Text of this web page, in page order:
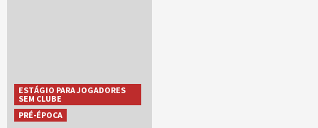
ESTÁGIO PARA JOGADORES
SEM CLUBE
PRÉ-ÉPOCA